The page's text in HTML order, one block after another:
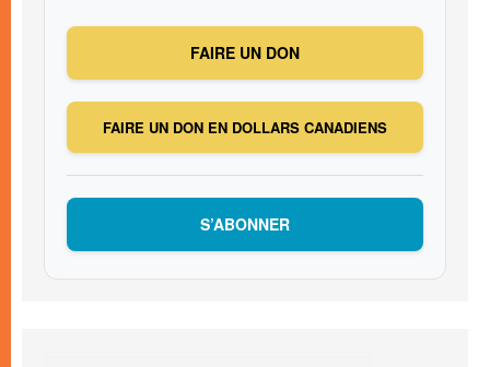
FAIRE UN DON
FAIRE UN DON EN DOLLARS CANADIENS
S’ABONNER